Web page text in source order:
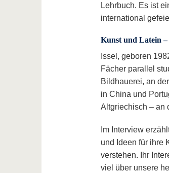
Lehrbuch. Es ist
international
Kunst und Latein –
Issel, geboren
Fächer parallel
Bildhauerei, an
in China und
Altgriechisch – an
Im Interview
und Ideen für ihre
verstehen. Ihr
viel über unsere